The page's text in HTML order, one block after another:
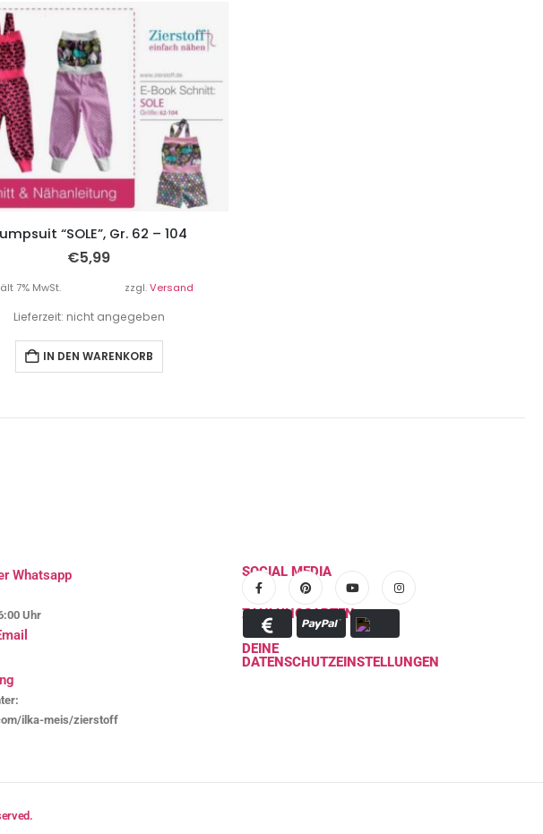
“SOLE”, Gr. 62 – 104
€5,99
7% MwSt. zzgl.Versand
Lieferzeit: nicht angegeben
IN DEN WARENKORB
Whatsapp
Uhr
ilka-meis/zierstoff
SOCIAL MEDIA
ZAHLUNGSARTEN
DEINE
DATENSCHUTZEINSTELLUNGEN